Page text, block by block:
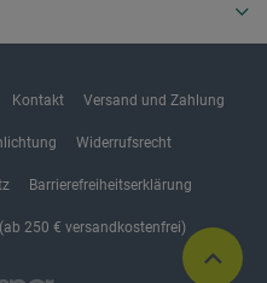
Kontakt Versand und Zahlung
Widerrufsrecht
Barrierefreiheitserklärung
250 € versandkostenfrei)